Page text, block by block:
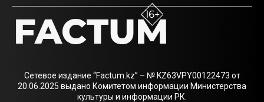
Сетевое издание “Factum.kz” – № KZ63VPY00122473 от
20.06.2025 выдано Комитетом информации Министерства
культуры и информации РК.